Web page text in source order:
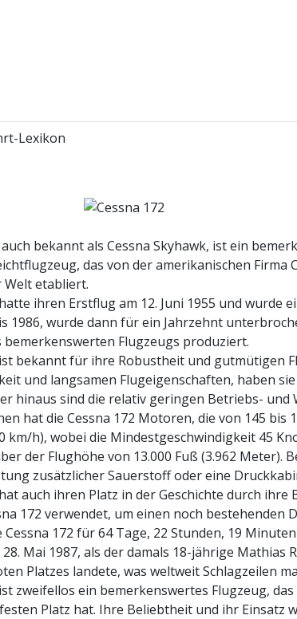
Lexikon
auch bekannt als Cessna Skyhawk, ist ein
das von der amerikanischen
Welt etabliert.
ihren Erstflug am 12. Juni 1955 und
1986, wurde dann für ein Jahrzehnt
bemerkenswerten Flugzeugs produziert.
ist bekannt für ihre Robustheit und gutmütigen
und langsamen Flugeigenschaften, haben
hinaus sind die relativ geringen Betriebs-
hat die Cessna 172 Motoren, die von 145 bis
km/h), wobei die Mindestgeschwindigkeit 45
der Flughöhe von 13.000 Fuß (3.962
zusätzlicher Sauerstoff oder eine
auch ihren Platz in der Geschichte durch
172 verwendet, um einen noch
172 für 64 Tage, 22 Stunden, 19
Mai 1987, als der damals 18-jährige
Platzes landete, was weltweit Schlagzeilen
zweifellos ein bemerkenswertes Flugzeug,
Platz hat. Ihre Beliebtheit und ihr Einsatz